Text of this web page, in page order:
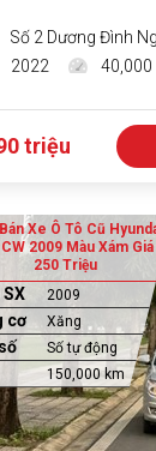
Số 2 Dương Đình
2022
40,000
triệu
Xe Ô Tô Cũ
2009 Màu Xám Giá
250 Triệu
SX 2009
cơ Xăng
Số tự động
150,000 km